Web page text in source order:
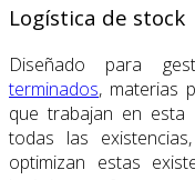
Logística de stock
Diseñado para
terminados, materias
que trabajan en esta
todas las
optimizan estas